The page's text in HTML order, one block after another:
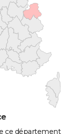
ce département